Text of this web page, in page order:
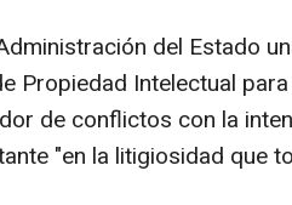
del Estado
Propiedad Intelectual
de conflictos con la
"en la litigiosidad que